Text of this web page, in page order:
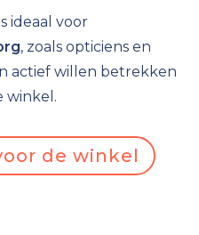
ideaal voor
, zoals opticiens en
actief willen betrekken
winkel.
de winkel